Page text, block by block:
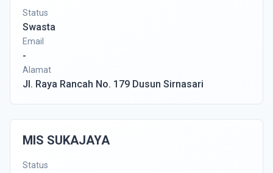
Status
Swasta
Email
-
Alamat
Jl. Raya Rancah No. 179 Dusun Sirnasari
MIS SUKAJAYA
Status